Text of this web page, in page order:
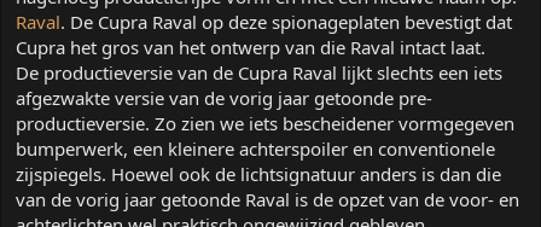
Raval. De Cupra Raval op deze spionageplaten bevestigt dat
Cupra het gros van het ontwerp van die Raval intact laat.
De productieversie van de Cupra Raval lijkt slechts een iets
afgezwakte versie van de vorig jaar getoonde pre-
productieversie. Zo zien we iets bescheidener vormgegeven
bumperwerk, een kleinere achterspoiler en conventionele
zijspiegels. Hoewel ook de lichtsignatuur anders is dan die
van de vorig jaar getoonde Raval is de opzet van de voor- en